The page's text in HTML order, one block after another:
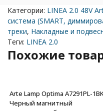
Категории: LINEA 2.0 48V
система (SMART,
треки, Накладные и
Теги: LINEA 2.0
Похожие
Arte Lamp Optima A7291PL-
Черный магнитный